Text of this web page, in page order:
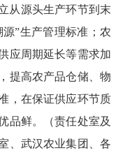
从源头生产环节到末
”生产管理标准；农
应周期延长等需求加
提高农产品仓储、物
，在保证供应环节质
品鲜。（责任处室及
、武汉农业集团、各